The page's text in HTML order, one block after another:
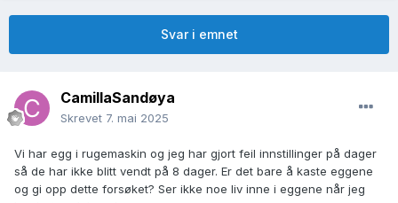
Svar i emnet
CamillaSandøya
Skrevet 7. mai 2025
Vi har egg i rugemaskin og jeg har gjort feil innstillinger på dager
så de har ikke blitt vendt på 8 dager. Er det bare å kaste eggene
og gi opp dette forsøket? Ser ikke noe liv inne i eggene når jeg